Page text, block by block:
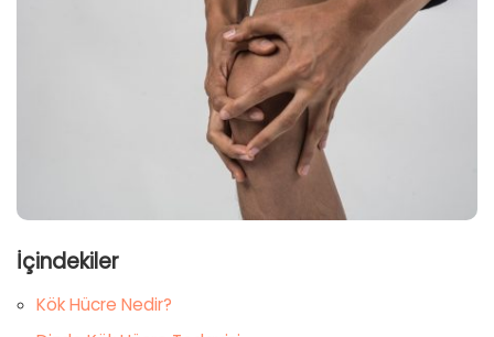
İçindekiler
Kök Hücre Nedir?